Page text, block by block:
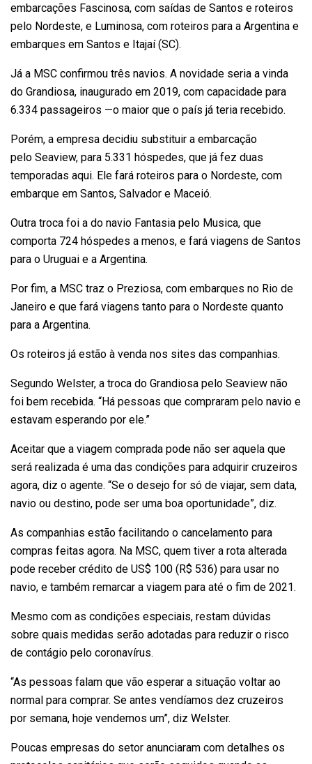
embarcações Fascinosa, com saídas de Santos e roteiros
pelo Nordeste, e Luminosa, com roteiros para a Argentina e
embarques em Santos e Itajaí (SC).
Já a MSC confirmou três navios. A novidade seria a vinda
do Grandiosa, inaugurado em 2019, com capacidade para
6.334 passageiros —o maior que o país já teria recebido.
Porém, a empresa decidiu substituir a embarcação
pelo Seaview, para 5.331 hóspedes, que já fez duas
temporadas aqui. Ele fará roteiros para o Nordeste, com
embarque em Santos, Salvador e Maceió.
Outra troca foi a do navio Fantasia pelo Musica, que
comporta 724 hóspedes a menos, e fará viagens de Santos
para o Uruguai e a Argentina.
Por fim, a MSC traz o Preziosa, com embarques no Rio de
Janeiro e que fará viagens tanto para o Nordeste quanto
para a Argentina.
Os roteiros já estão à venda nos sites das companhias.
Segundo Welster, a troca do Grandiosa pelo Seaview não
foi bem recebida. “Há pessoas que compraram pelo navio e
estavam esperando por ele.”
Aceitar que a viagem comprada pode não ser aquela que
será realizada é uma das condições para adquirir cruzeiros
agora, diz o agente. “Se o desejo for só de viajar, sem data,
navio ou destino, pode ser uma boa oportunidade”, diz.
As companhias estão facilitando o cancelamento para
compras feitas agora. Na MSC, quem tiver a rota alterada
pode receber crédito de US$ 100 (R$ 536) para usar no
navio, e também remarcar a viagem para até o fim de 2021.
Mesmo com as condições especiais, restam dúvidas
sobre quais medidas serão adotadas para reduzir o risco
de contágio pelo coronavírus.
“As pessoas falam que vão esperar a situação voltar ao
normal para comprar. Se antes vendíamos dez cruzeiros
por semana, hoje vendemos um”, diz Welster.
Poucas empresas do setor anunciaram com detalhes os